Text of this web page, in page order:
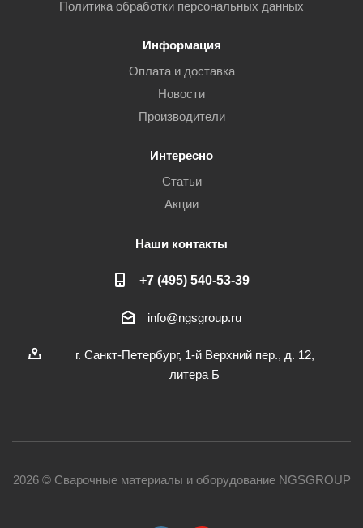
Политика обработки персональных данных
Информация
Оплата и доставка
Новости
Производители
Интересно
Статьи
Акции
Наши контакты
+7 (495) 540-53-39
info@ngsgroup.ru
г. Санкт-Петербург, 1-й Верхний пер., д. 12,
литера Б
2026 © Сварочные материалы и оборудование NGSGROUP